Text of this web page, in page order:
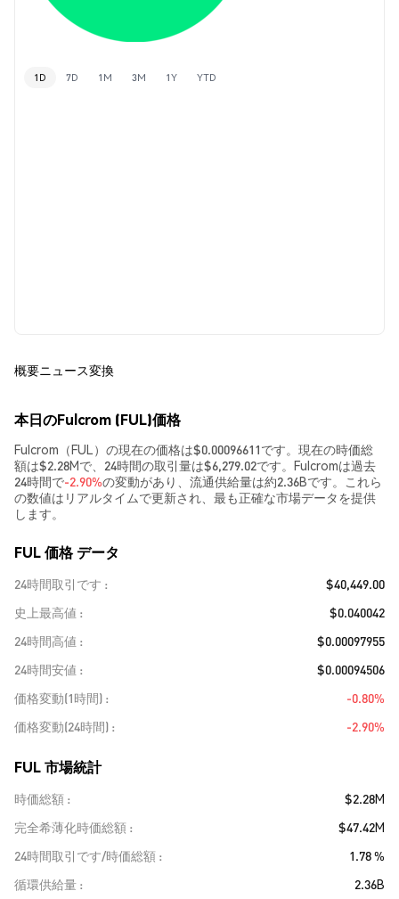
1D 7D 1M 3M 1Y YTD
概要ニュース変換
本日のFulcrom (FUL)価格
Fulcrom（FUL）の現在の価格は$0.00096611です。現在の時価総
額は$2.28Mで、24時間の取引量は$6,279.02です。Fulcromは過去
24時間で-2.90%の変動があり、流通供給量は約2.36Bです。これら
の数値はリアルタイムで更新され、最も正確な市場データを提供
します。
FUL 価格 データ
24時間取引です
$40,449.00
史上最高値
$0.040042
24時間高値
$0.00097955
24時間安値
$0.00094506
価格変動(1時間)
-0.80%
価格変動(24時間)
-2.90%
FUL 市場統計
時価総額
$2.28M
完全希薄化時価総額
$47.42M
24時間取引です/時価総額
1.78 %
循環供給量
2.36B